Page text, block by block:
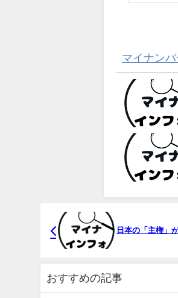
マイナン
日本の「主権」
おすすめの記事